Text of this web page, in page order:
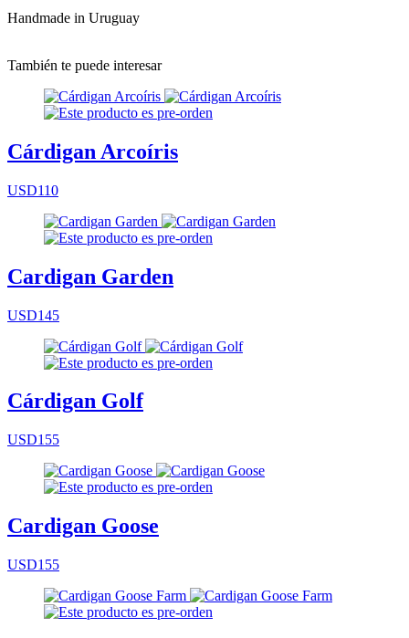
Handmade in Uruguay
También te puede interesar
Cárdigan Arcoíris
USD110
Cardigan Garden
USD145
Cárdigan Golf
USD155
Cardigan Goose
USD155